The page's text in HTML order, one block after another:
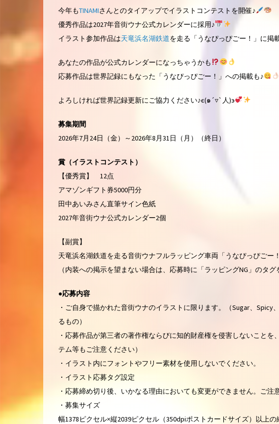
今年もTINAMIさんとのタイアップでイラストコンテストを開催♪
優秀作品は2027年音街ウナ公式カレンダーに採用♪
イラスト参加作品は天竜浜名湖鉄道を走る「うなぴっぴごー！」に掲
あなたの作品が公式カレンダーになっちゃうかも
応募作品は世界記録にもなった「うなぴっぴごー！」への掲載も♪
よろしければ世界記録更新にご協力ください♪є(๑´▿`人)э
募集期間
2026年7月24日（金）～2026年8月31日（月）（終日）
賞（イラストコンテスト）
【優秀賞】 12点
アマゾンギフト券5000円分
田中あいみさん直筆サイン色紙
2027年音街ウナ公式カレンダー2個
【副賞】
天竜浜名湖鉄道を走る音街ウナフルラッピング車両「うなぴっぴごー
（内装への掲示を望まない場合は、応募時に「ラッピングNG」のタグ
●応募内容
・ご自身で描かれた音街ウナのイラストに限ります。（Sugar、
るもの）
・応募作品が第三者の著作権ならびに知的財産権を侵害しないこと
テム等もご注意ください）
・イラスト内にフォントやフリー素材を使用しないでください。
・イラスト応募タグ設定
・応募締め切り後、いかなる理由においても変更ができません。ご注
・募集サイズ
幅1378ピクセル×縦2039ピクセル（350dpiポストカードサイズ）以上